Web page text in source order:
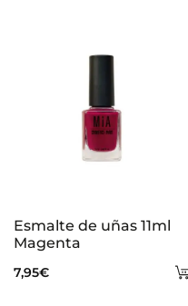
Esmalte de uñas 11ml
Magenta
7,95€